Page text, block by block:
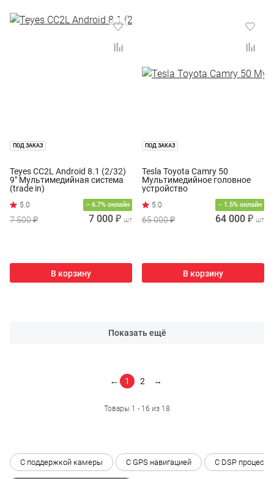
ПОД ЗАКАЗ
Teyes CC2L Android 8.1 (2/32)
9" Мультимедийная система
(trade in)
− 6.7% онлайн
7 500 ₽ 7 000 ₽ шт
В корзину
ПОД ЗАКАЗ
Tesla Toyota Camry 50
Мультимедийное головное
устройство
− 1.5% онлайн
65 000 ₽ 64 000 ₽ шт
В корзину
Показать ещё
Товары 1 - 16 из 18
← 1 2 →
С поддержкой камеры С GPS навигацией C DSP